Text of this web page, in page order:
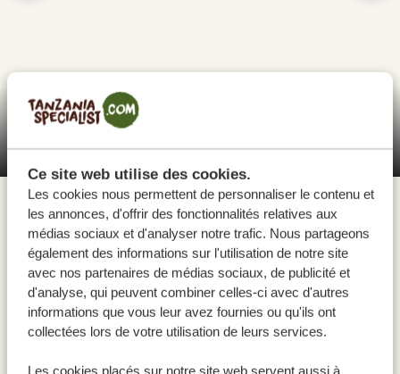
Ce site web utilise des cookies.
Les cookies nous permettent de personnaliser le contenu et
les annonces, d'offrir des fonctionnalités relatives aux
médias sociaux et d'analyser notre trafic. Nous partageons
également des informations sur l'utilisation de notre site
avec nos partenaires de médias sociaux, de publicité et
d'analyse, qui peuvent combiner celles-ci avec d'autres
informations que vous leur avez fournies ou qu'ils ont
collectées lors de votre utilisation de leurs services.
Vol pour le parc national de Nyerere et
l'aventure commence !
Le parc national de Nyerere est un immense et
magnifique parc national situé dans le sud de la
hippopotames, des crocodiles, des girafes masaï, et
même quelques rhinocéros noirs et lycaons. Depuis
Dar Es Salaam, vous vous envolerez vers ce parc
extraordinaire, où vous pourrez faire des safaris en
voiture, en bateau ou à pied. La rivière Rufiji, qui
traverse tout le parc, et les immenses gorges de
Stiegler sont des attractions à ne pas manquer !
HÉBERGEMENTS: